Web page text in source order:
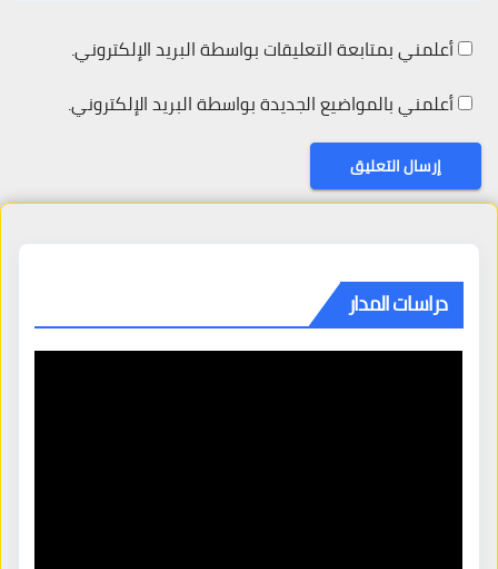
أعلمني بمتابعة التعليقات بواسطة البريد الإلكتروني.
أعلمني بالمواضيع الجديدة بواسطة البريد الإلكتروني.
دراسات المدار